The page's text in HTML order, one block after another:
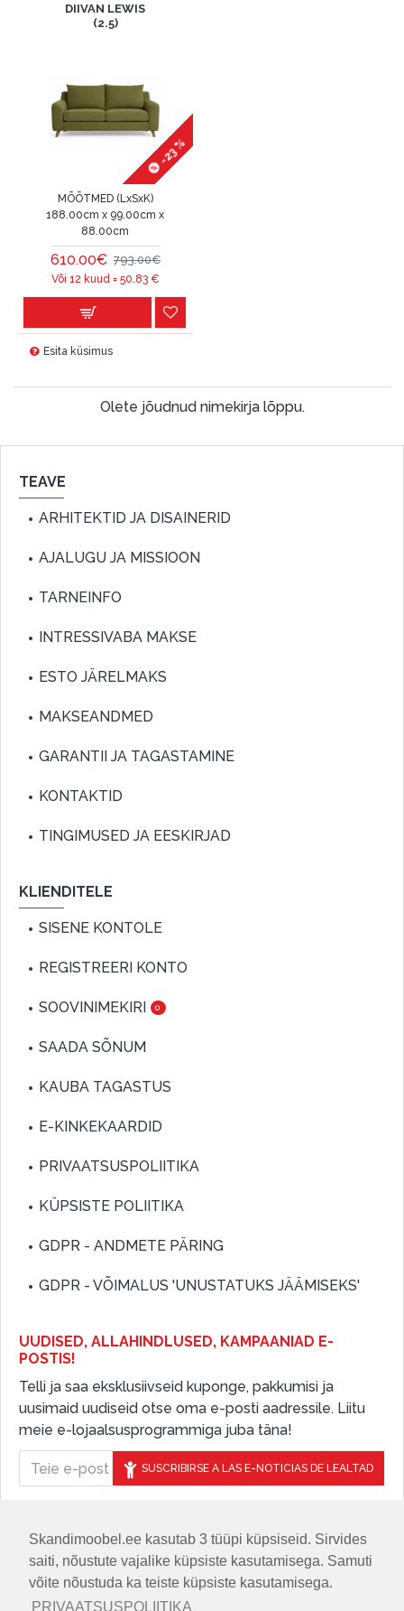
Skandimoobel.ee kasutab 3 tüüpi küpsiseid. Sirvides
saiti, nõustute vajalike küpsiste kasutamisega. Samuti
võite nõustuda ka teiste küpsiste kasutamisega.
PRIVAATSUSPOLIITIKA
DIIVAN LEWIS
(2.5)
-23 %
MÕÕTMED (LxSxK)
188.00cm x 99.00cm x
88.00cm
610.00€ 793.00€
Või 12 kuud = 50.83€
Esita küsimus
Olete jõudnud nimekirja lõppu.
TEAVE
ARHITEKTID JA DISAINERID
AJALUGU JA MISSIOON
TARNEINFO
INTRESSIVABA MAKSE
ESTO JÄRELMAKS
MAKSEANDMED
GARANTII JA TAGASTAMINE
KONTAKTID
TINGIMUSED JA EESKIRJAD
KLIENDITELE
SISENE KONTOLE
REGISTREERI KONTO
SOOVINIMEKIRI 0
SAADA SÕNUM
KAUBA TAGASTUS
E-KINKEKAARDID
PRIVAATSUSPOLIITIKA
KÜPSISTE POLIITIKA
GDPR - ANDMETE PÄRING
GDPR - VÕIMALUS 'UNUSTATUKS JÄÄMISEKS'
UUDISED, ALLAHINDLUSED, KAMPAANIAD E-
POSTIS!
Telli ja saa eksklusiivseid kuponge, pakkumisi ja
uusimaid uudiseid otse oma e-posti aadressile. Liitu
meie e-lojaalsusprogrammiga juba täna!
SUSCRIBIRSE A LAS E-NOTICIAS DE LEALTAD
JÄLGIGE MEID SOTSIAALMEEDIAS